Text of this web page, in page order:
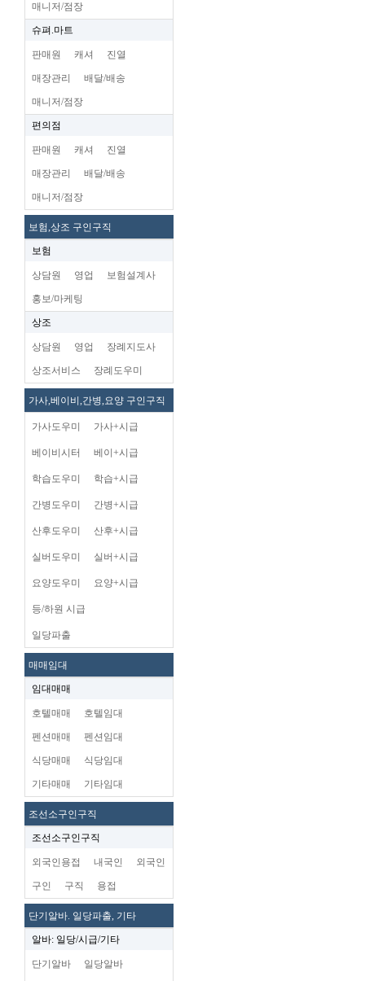
매니저/점장
슈펴.마트
판매원 캐셔 진열
매장관리 배달/배송
매니저/점장
편의점
판매원 캐셔 진열
매장관리 배달/배송
매니저/점장
보험,상조 구인구직
보험
상담원 영업 보험설계사
홍보/마케팅
상조
상담원 영업 장례지도사
상조서비스 장례도우미
가사,베이비,간병,요양 구인구직
가사도우미 가사+시급
베이비시터 베이+시급
학습도우미 학습+시급
간병도우미 간병+시급
산후도우미 산후+시급
실버도우미 실버+시급
요양도우미 요양+시급
등/하원 시급
일당파출
매매임대
임대매매
호텔매매 호텔임대
펜션매매 펜션임대
식당매매 식당임대
기타매매 기타임대
조선소구인구직
조선소구인구직
외국인용접 내국인 외국인
구인 구직 용접
단기알바. 일당파출, 기타
알바: 일당/시급/기타
단기알바 일당알바